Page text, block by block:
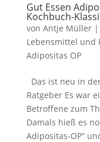
Gut Essen
Kochbuch-
von Antje Müller|
Lebensmittel und
Adipositas OP
Das ist neu in
Ratgeber Es war
Betroffene zum
Damals hieß es
Adipositas-OP“